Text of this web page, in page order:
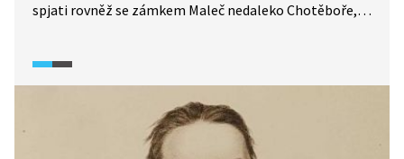
spjati rovněž se zámkem Maleč nedaleko Chotěboře,
politickou činnost a provede nás po zámku. Připomene
častým Riegrovým hostem.